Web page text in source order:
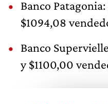
Banco
$1094,08
Banco
y $1100,00